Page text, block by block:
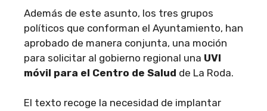
Además de este asunto, los tres grupos
políticos que conforman el Ayuntamiento, han
aprobado de manera conjunta, una moción
para solicitar al gobierno regional una UVI
móvil para el Centro de Salud de La Roda.
El texto recoge la necesidad de implantar